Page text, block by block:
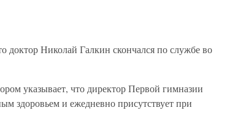
доктор Николай Галкин скончался по службе во
указывает, что директор Первой гимназии
здоровьем и ежедневно присутствует при